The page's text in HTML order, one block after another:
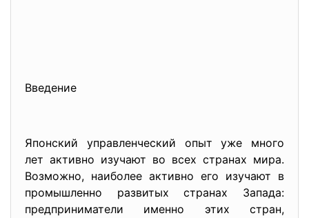
Введение
Японский управленческий опыт уже много
лет активно изучают во всех странах мира.
Возможно, наиболее активно его изучают в
промышленно развитых странах Запада:
предприниматели именно этих стран,